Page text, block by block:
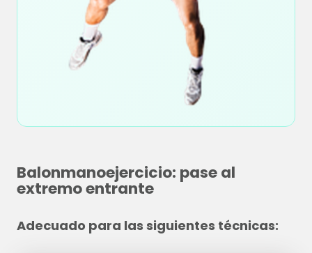
Balonmanoejercicio: pase al
extremo entrante
Adecuado para las siguientes técnicas: